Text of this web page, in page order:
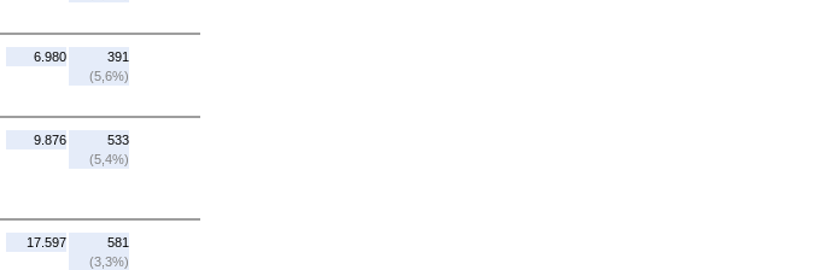
6.980
391
(5,6%)
9.876
533
(5,4%)
17.597
581
(3,3%)